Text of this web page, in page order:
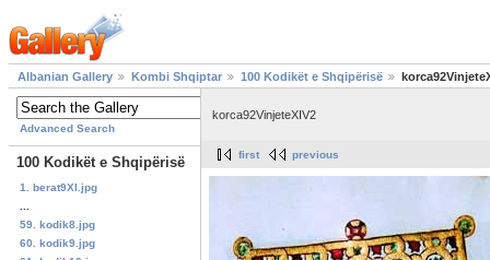
Albanian Gallery Kombi Shqiptar 100 Kodikët e Shqipërisë
Advanced Search
100 Kodikët e Shqipërisë
1. berat9XI.jpg
59. kodik8.jpg
60. kodik9.jpg
korca92VinjeteXIV2
first previous